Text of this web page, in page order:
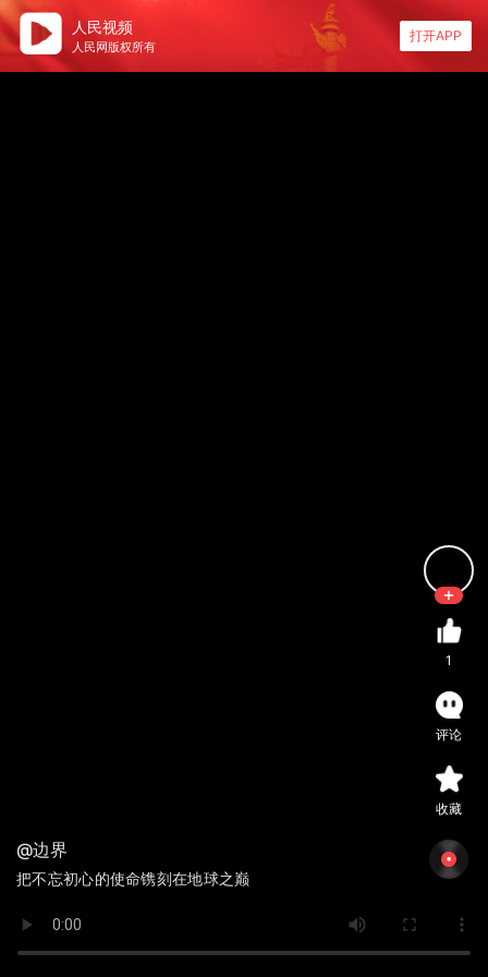
人民视频
人民网版权所有
打开APP
1
评论
收藏
@边界
把不忘初心的使命镌刻在地球之巅